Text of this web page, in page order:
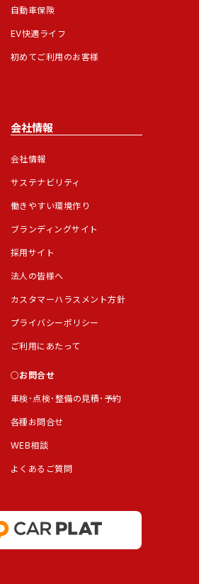
自動車保険
EV快適ライフ
初めてご利用のお客様
会社情報
会社情報
サステナビリティ
働きやすい環境作り
ブランディングサイト
採用サイト
法人の皆様へ
カスタマーハラスメント方針
プライバシーポリシー
ご利用にあたって
お問合せ
車検･点検･整備の見積･予約
各種お問合せ
WEB相談
よくあるご質問